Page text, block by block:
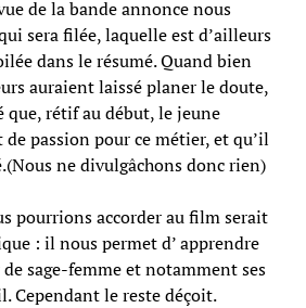
de la bande annonce nous
sera filée, laquelle est d’ailleurs
dans le résumé. Quand bien
auraient laissé planer le doute,
que, rétif au début, le jeune
passion pour ce métier, et qu’il
(Nous ne divulgâchons donc rien)
pourrions accorder au film serait
: il nous permet d’ apprendre
sage-femme et notamment ses
Cependant le reste déçoit.